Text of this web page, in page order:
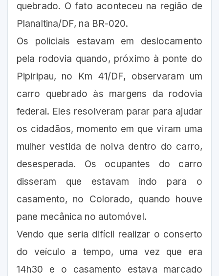
quebrado. O fato aconteceu na região de
Planaltina/DF, na BR-020.
Os policiais estavam em deslocamento
pela rodovia quando, próximo à ponte do
Pipiripau, no Km 41/DF, observaram um
carro quebrado às margens da rodovia
federal. Eles resolveram parar para ajudar
os cidadãos, momento em que viram uma
mulher vestida de noiva dentro do carro,
desesperada. Os ocupantes do carro
disseram que estavam indo para o
casamento, no Colorado, quando houve
pane mecânica no automóvel.
Vendo que seria difícil realizar o conserto
do veículo a tempo, uma vez que era
14h30 e o casamento estava marcado